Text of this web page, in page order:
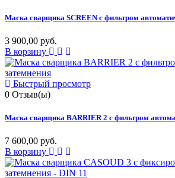
Маска сварщика SCREEN с фильтром
3 900,00 руб.
В корзину
Быстрый просмотр
0 Отзыв(ы)
Маска сварщика BARRIER 2 с фильтром
7 600,00 руб.
В корзину